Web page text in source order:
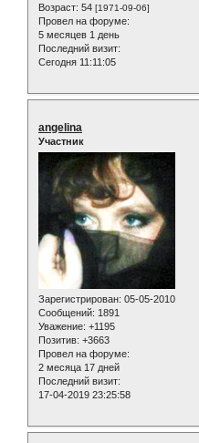
Возраст: 54 [1971-09-06]
Провел на форуме:
5 месяцев 1 день
Последний визит:
Сегодня 11:11:05
angelina
Участник
Зарегистрирован: 05-05-2010
Сообщений: 1891
Уважение: +1195
Позитив: +3663
Провел на форуме:
2 месяца 17 дней
Последний визит:
17-04-2019 23:25:58